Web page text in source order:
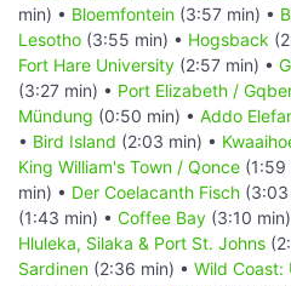
min) • Bloemfontein (3:57 min) •
Lesotho (3:55 min) • Hogsback
Fort Hare University (2:57 min) •
(3:27 min) • Port Elizabeth /
Mündung (0:50 min) • Addo
• Bird Island (2:03 min) •
King William's Town / Qonce (1:59
min) • Der Coelacanth Fisch (3:03
(1:43 min) • Coffee Bay (3:10
Hluleka, Silaka & Port St. Johns
Sardinen (2:36 min) • Wild